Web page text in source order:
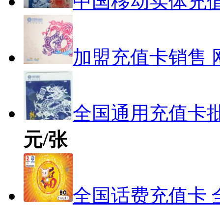
加盟充值卡销售
全国通用充值卡
元/张
全国话费充值卡